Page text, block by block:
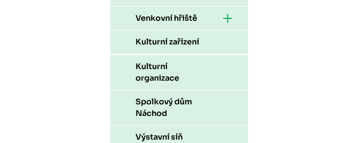
Venkovní hřiště
Kulturní zařízení
Kulturní
organizace
Spolkový dům
Náchod
Výstavní síň